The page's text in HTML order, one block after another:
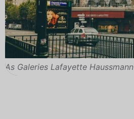
As Galeries Lafayette Haussmann